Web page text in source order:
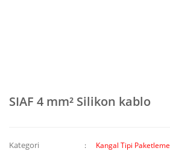
SIAF 4 mm² Silikon kablo
Kategori Kangal Tipi Paketleme